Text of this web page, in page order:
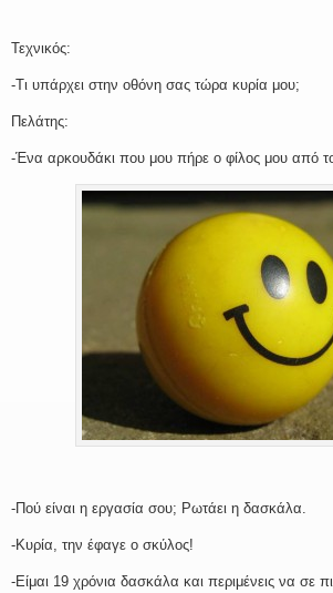
Τεχνικός:
-Τι υπάρχει στην οθόνη σας τώρα κυρία μου;
Πελάτης:
-Ένα αρκουδάκι που μου πήρε ο φίλος μου από
-Πού είναι η εργασία σου; Ρωτάει η δασκάλα.
-Κυρία, την έφαγε ο σκύλος!
-Είμαι 19 χρόνια δασκάλα και περιμένεις να σε